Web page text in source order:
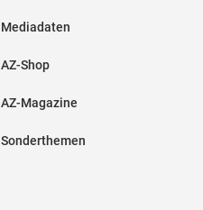
Mediadaten
AZ-Shop
AZ-Magazine
Sonderthemen